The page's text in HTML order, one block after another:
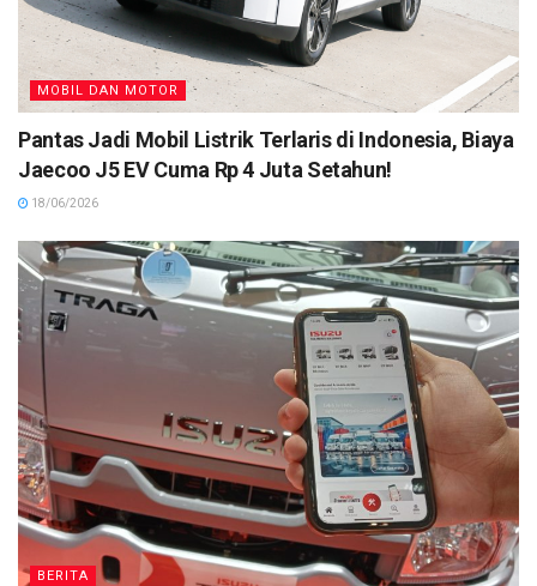
MOBIL DAN MOTOR
Pantas Jadi Mobil Listrik Terlaris di Indonesia, Biaya
Jaecoo J5 EV Cuma Rp 4 Juta Setahun!
18/06/2026
BERITA